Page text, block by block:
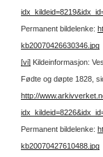
Permanent bildelenke:
kb20070426630346.jpg
[vi] Kildeinformasjon:
Fødte og døpte 1828,
http://
Permanent bildelenke:
kb20070427610488.jpg